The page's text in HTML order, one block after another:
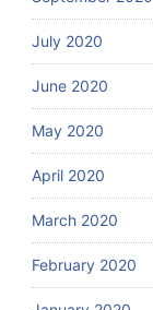
July 2020
June 2020
May 2020
April 2020
March 2020
February 2020